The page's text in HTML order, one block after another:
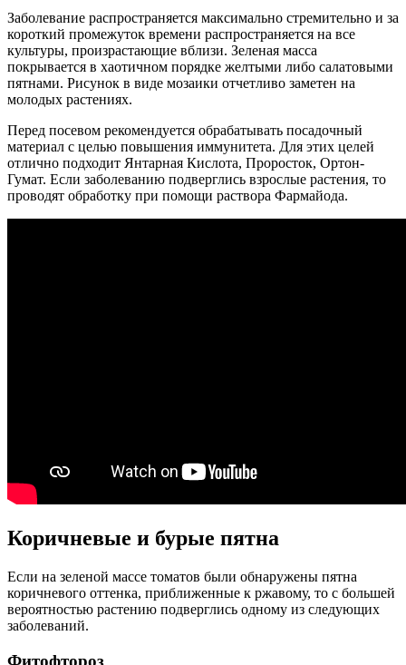
Заболевание распространяется максимально стремительно и за
короткий промежуток времени распространяется на все
культуры, произрастающие вблизи. Зеленая масса
покрывается в хаотичном порядке желтыми либо салатовыми
пятнами. Рисунок в виде мозаики отчетливо заметен на
молодых растениях.
Перед посевом рекомендуется обрабатывать посадочный
материал с целью повышения иммунитета. Для этих целей
отлично подходит Янтарная Кислота, Проросток, Ортон-
Гумат. Если заболеванию подверглись взрослые растения, то
проводят обработку при помощи раствора Фармайода.
Коричневые и бурые пятна
Если на зеленой массе томатов были обнаружены пятна
коричневого оттенка, приближенные к ржавому, то с большей
вероятностью растению подверглись одному из следующих
заболеваний.
Фитофтороз